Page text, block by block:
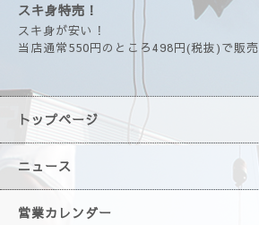
スキ身特売！
スキ身が安い！
当店通常550円のところ498円(税抜)で販売
トップページ
ニュース
営業カレンダー